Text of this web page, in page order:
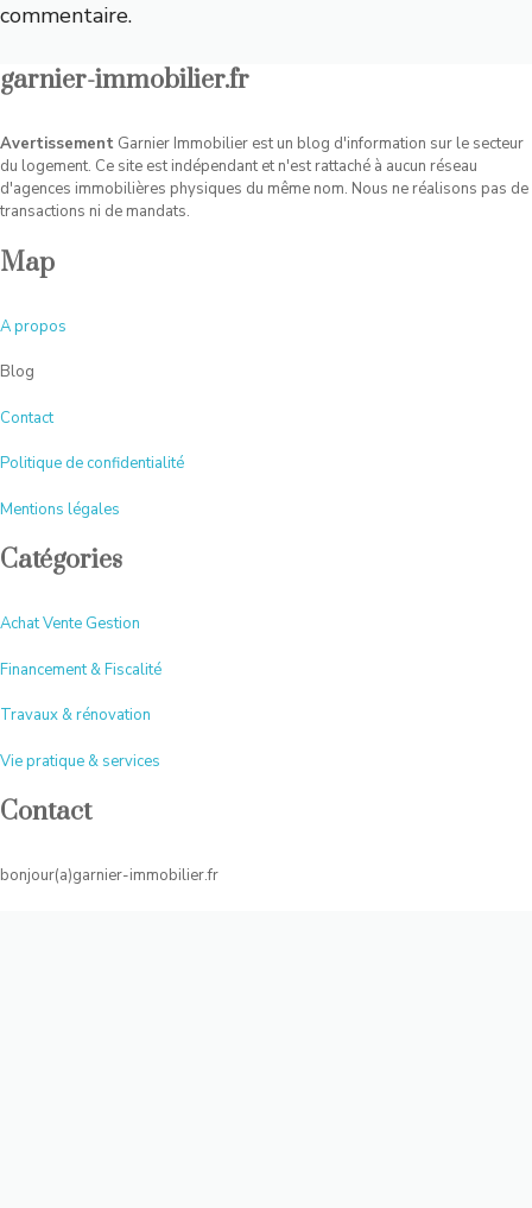
commentaire.
garnier-immobilier.fr
Avertissement Garnier Immobilier est un blog d'information sur le secteur
du logement. Ce site est indépendant et n'est rattaché à aucun réseau
d'agences immobilières physiques du même nom. Nous ne réalisons pas de
transactions ni de mandats.
Map
Apropos
Blog
Contact
Politique de confidentialité
Mentions légales
Catégories
Achat Vente Gestion
Financement & Fiscalité
Travaux & rénovation
Vie pratique & services
Contact
bonjour(a)garnier-immobilier.fr